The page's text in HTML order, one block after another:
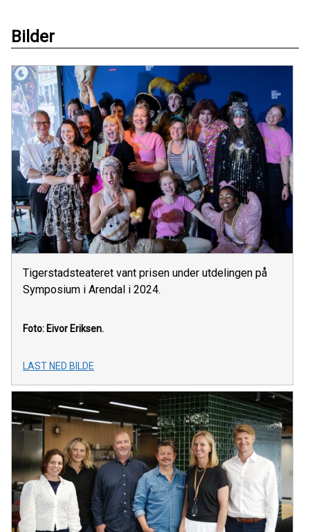
Bilder
Tigerstadsteateret vant prisen under utdelingen på
Symposium i Arendal i 2024.
Foto: Eivor Eriksen.
LAST NED BILDE